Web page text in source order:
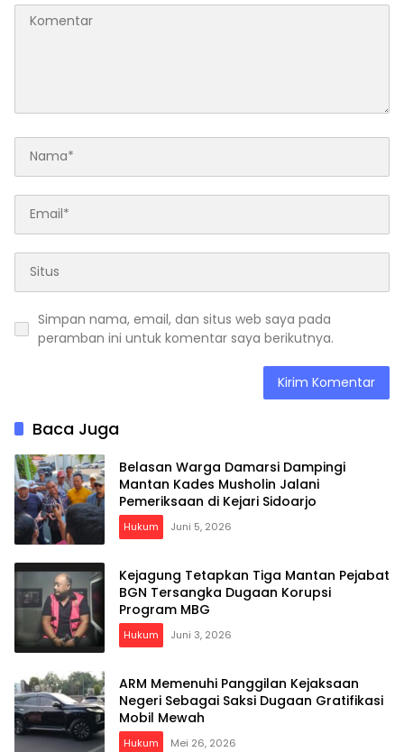
Simpan nama, email, dan situs web saya pada
peramban ini untuk komentar saya berikutnya.
Baca Juga
Belasan Warga Damarsi Dampingi
Mantan Kades Musholin Jalani
Pemeriksaan di Kejari Sidoarjo
Hukum Juni 5, 2026
Kejagung Tetapkan Tiga Mantan Pejabat
BGN Tersangka Dugaan Korupsi
Program MBG
Hukum Juni 3, 2026
ARM Memenuhi Panggilan Kejaksaan
Negeri Sebagai Saksi Dugaan Gratifikasi
Mobil Mewah
Hukum Mei 26, 2026